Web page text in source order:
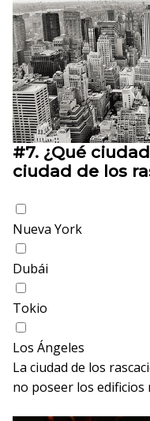
#7. ¿Qué
ciudad de los
Nueva York
Dubái
Tokio
Los Ángeles
La ciudad de los
no poseer los edificios